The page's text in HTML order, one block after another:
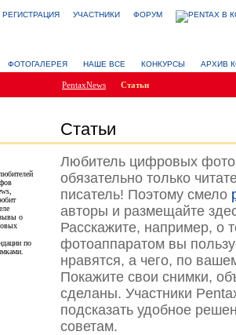
РЕГИСТРАЦИЯ УЧАСТНИКИ ФОРУМ
ФОТОГАЛЕРЕЯ НАШЕ ВСЕ КОНКУРСЫ АРХИВ
PentaxNews Статьи
Статьи
о
по
Любитель цифровых
обязательно только
писатель! Поэтому смело
авторы и размещайте
Расскажите, например, о
фотоаппаратом вы
нравятся, а чего, по
Покажите свои снимки,
сделаны. Участники
подсказать удобное
советам.